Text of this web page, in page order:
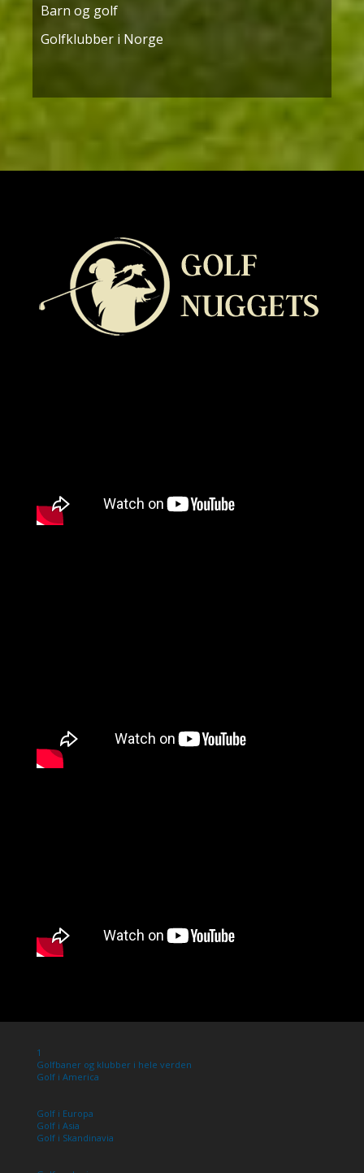
Barn og golf
Golfklubber i Norge
1
Golfbaner og klubber i hele verden
Golf i America
Golf i Europa
Golf i Asia
Golf i Skandinavia